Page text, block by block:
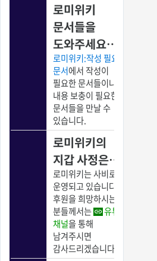
로미위키
문서들을
도와주세요…
로미위키:작성 필요
문서에서 작성이
필요한 문서들이나
내용 보충이 필요한
문서들을 만날 수
있습니다.
로미위키의
지갑 사정은…
로미위키는 사비로
운영되고 있습니다.
후원을 희망하시는
분들께서는
유튜브
채널을 통해
남겨주시면
감사드리겠습니다.